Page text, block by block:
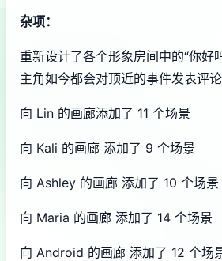
杂项：
重新设计了各个形象房间中的“你好
主角如今都会对顶近的事件发表评论
向 Lin 的画廊添加了 11 个场景
向 Kali 的画廊 添加了 9 个场景
向 Ashley 的画廊 添加了 10 个场景
向 Maria 的画廊 添加了 14 个场景
向 Android 的画廊 添加了 12 个场